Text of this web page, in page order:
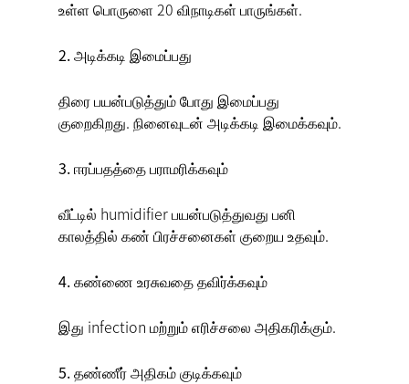
உள்ள பொருளை 20 விநாடிகள் பாருங்கள்.
2. அடிக்கடி இமைப்பது
திரை பயன்படுத்தும் போது இமைப்பது
குறைகிறது. நினைவுடன் அடிக்கடி இமைக்கவும்.
3. ஈரப்பதத்தை பராமரிக்கவும்
வீட்டில் humidifier பயன்படுத்துவது பனி
காலத்தில் கண் பிரச்சனைகள் குறைய உதவும்.
4. கண்ணை உரசுவதை தவிர்க்கவும்
இது infection மற்றும் எரிச்சலை அதிகரிக்கும்.
5. தண்ணீர் அதிகம் குடிக்கவும்